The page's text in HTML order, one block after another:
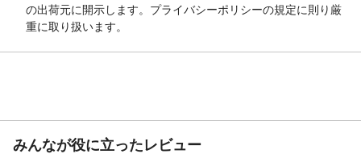
の出荷元に開示します。プライバシーポリシーの規定に則り厳
重に取り扱います。
みんなが役に立ったレビュー